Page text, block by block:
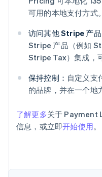
可用的本地支付方式。
访问其他 Stripe 产品
Stripe 产品（例如
Stripe Tax）集成，
保持控制： 自定义支
的品牌，并在一个地
了解更多关于 Payment
信息，或立即开始使用。
阿联酋
爱尔兰
English
爱沙尼亚
English
奥地利
DeutschEnglish
澳大利亚
巴西
Português English